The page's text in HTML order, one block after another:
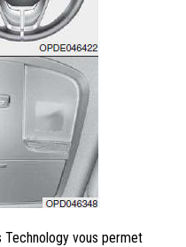
Technology vous permet